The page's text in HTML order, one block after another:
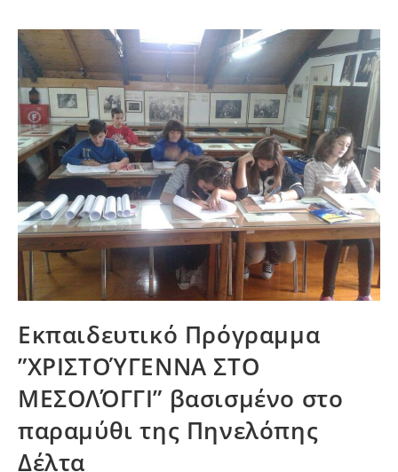
Εκπαιδευτικό Πρόγραμμα
”ΧΡΙΣΤΟΎΓΕΝΝΑ ΣΤΟ
ΜΕΣΟΛΌΓΓΙ” βασισμένο στο
παραμύθι της Πηνελόπης
Δέλτα